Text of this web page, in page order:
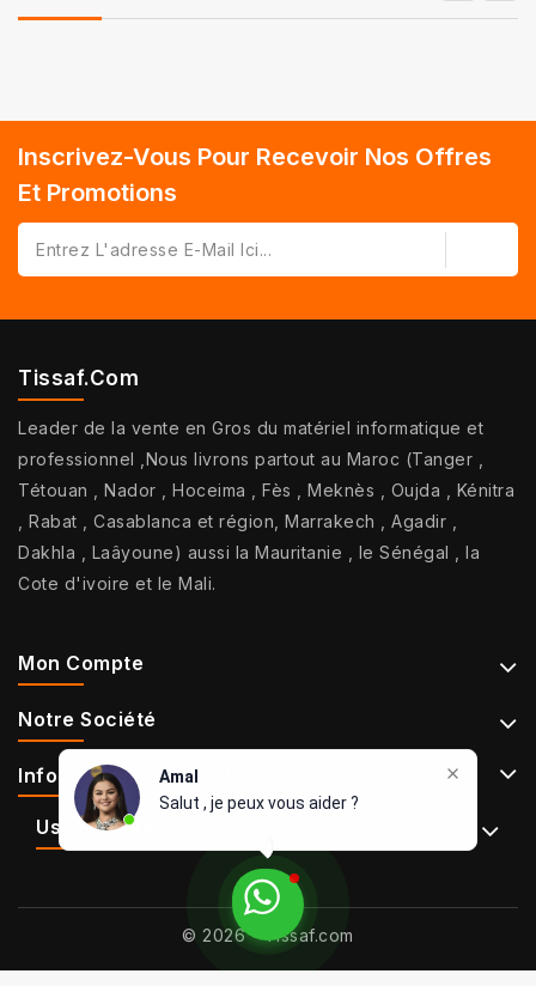
Amal
Salut , je peux vous aider ?
Inscrivez-Vous Pour Recevoir Nos Offres
Et Promotions
Tissaf.com
Leader de la vente en Gros du matériel informatique et
professionnel ,Nous livrons partout au Maroc (Tanger ,
Tétouan , Nador , Hoceima , Fès , Meknès , Oujda , Kénitra
, Rabat , Casablanca et région, Marrakech , Agadir ,
Dakhla , Laâyoune) aussi la Mauritanie , le Sénégal , la
Cote d'ivoire et le Mali.
Mon Compte
Notre Société
Informations De Contact
Use Full Links
© 2026 - Tissaf.com